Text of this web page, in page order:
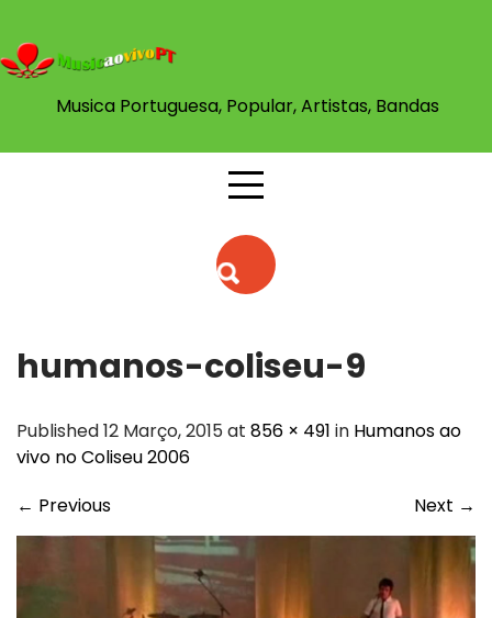
content
Musica Portuguesa, Popular, Artistas, Bandas
humanos-coliseu-9
Published 12 Março, 2015 at 856 × 491 in Humanos ao
vivo no Coliseu 2006
← Previous Next →